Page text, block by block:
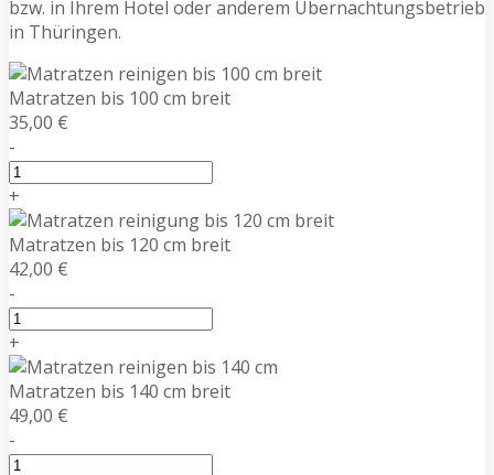
bzw. in Ihrem Hotel oder anderem Übernachtungsbetrieb
in Thüringen.
Matratzen bis 100 cm breit
35,00 €
-
+
Matratzen bis 120 cm breit
42,00 €
-
+
Matratzen bis 140 cm breit
49,00 €
-